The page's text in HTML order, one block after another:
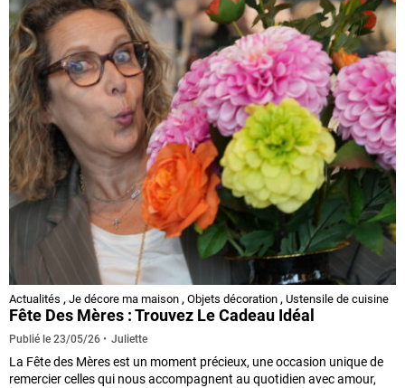
Actualités , Je décore ma maison , Objets décoration , Ustensile de cuisine
Fête Des Mères : Trouvez Le Cadeau Idéal
Publié le 23/05/26 Juliette
La Fête des Mères est un moment précieux, une occasion unique de
remercier celles qui nous accompagnent au quotidien avec amour,